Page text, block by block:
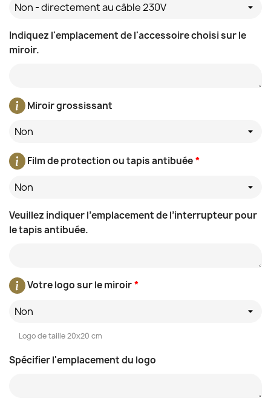
Non - directement au câble 230V
Indiquez l'emplacement de l'accessoire choisi sur le
miroir.
Miroir grossissant
Non
*
Film de protection ou tapis antibuée
Non
Veuillez indiquer l’emplacement de l’interrupteur pour
le tapis antibuée.
*
Votre logo sur le miroir
Non
Logo de taille 20x20 cm
Spécifier l'emplacement du logo